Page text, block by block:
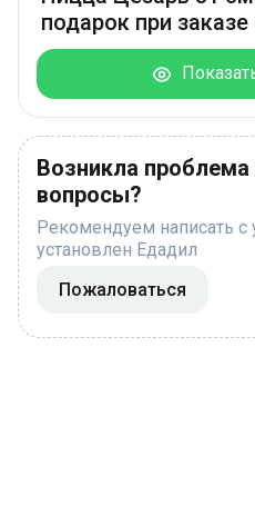
подарок при
Возникла проблема
вопросы?
Рекомендуем написать с
установлен Едадил
Пожаловаться